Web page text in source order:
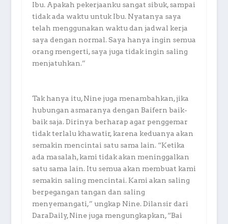
Ibu. Apakah pekerjaanku sangat sibuk, sampai
tidak ada waktu untuk Ibu. Nyatanya saya
telah menggunakan waktu dan jadwal kerja
saya dengan normal. Saya hanya ingin semua
orang mengerti, saya juga tidak ingin saling
menjatuhkan.”
Tak hanya itu, Nine juga menambahkan, jika
hubungan asmaranya dengan Baifern baik-
baik saja. Dirinya berharap agar penggemar
tidak terlalu khawatir, karena keduanya akan
semakin mencintai satu sama lain. “Ketika
ada masalah, kami tidak akan meninggalkan
satu sama lain. Itu semua akan membuat kami
semakin saling mencintai. Kami akan saling
berpegangan tangan dan saling
menyemangati,” ungkap Nine. Dilansir dari
DaraDaily, Nine juga mengungkapkan, “Bai